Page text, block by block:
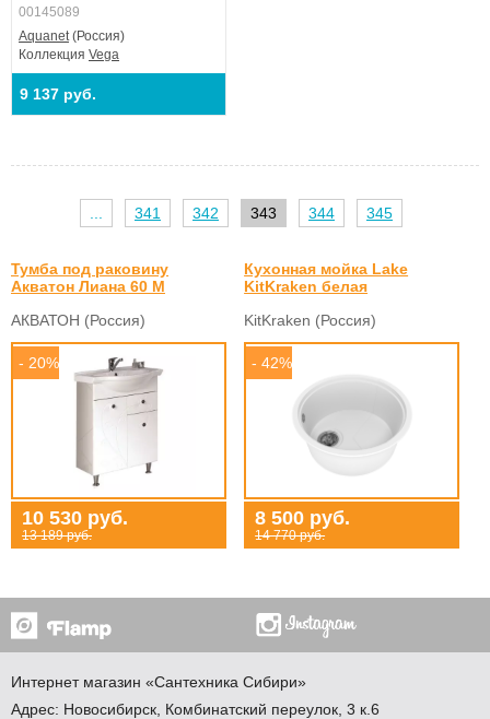
00145089
Aquanet (Россия)
Коллекция Vega
9 137 руб.
341 342 343 344 345
Тумба под раковину
Акватон Лиана 60 М
АКВАТОН (Россия)
- 20%
10 530 руб.
13 189 руб.
Кухонная мойка Lake
KitKraken белая
KitKraken (Россия)
- 42%
8 500 руб.
14 770 руб.
Интернет магазин «Сантехника Сибири»
Адрес: Новосибирск Комбинатский переулок, 3 к.6